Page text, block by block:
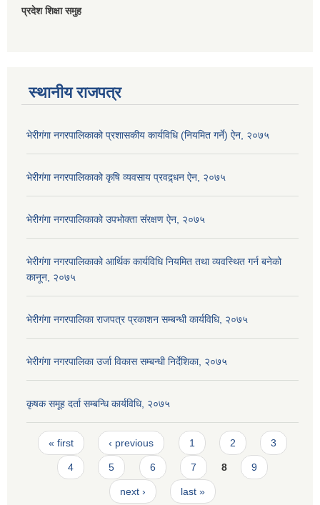
प्रदेश शिक्षा समुह
स्थानीय राजपत्र
भेरीगंगा नगरपालिकाको प्रशासकीय कार्यविधि (नियमित गर्ने) ऐन, २०७५
भेरीगंगा नगरपालिकाको कृषि व्यवसाय प्रवद्र्धन ऐन, २०७५
भेरीगंगा नगरपालिकाको उपभोक्ता संंरक्षण ऐन, २०७५
भेरीगंगा नगरपालिकाको आर्थिक कार्यविधि नियमित तथा व्यवस्थित गर्न बनेको
कानून, २०७५
भेरीगंगा नगरपालिका राजपत्र प्रकाशन सम्बन्धी कार्यविधि, २०७५
भेरीगंगा नगरपालिका उर्जा विकास सम्बन्धी निर्देशिका, २०७५
कृषक समूह दर्ता सम्बन्धि कार्यविधि, २०७५
Pages
« first ‹ previous 1 2 3
4 5 6 7 8 9
next › last »